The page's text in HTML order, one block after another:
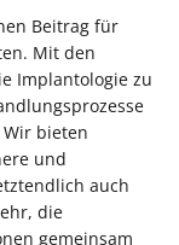
Beitrag für
Mit den
Implantologie zu
bieten
und
auch
die
gemeinsam